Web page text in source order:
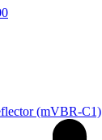
(mVBR-C1)